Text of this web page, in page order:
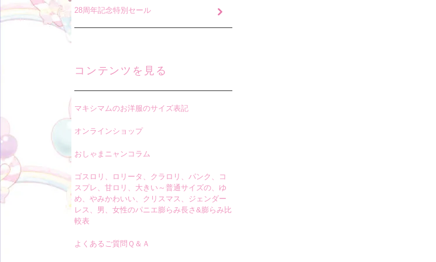
28周年記念特別セール
コンテンツを見る
マキシマムのお洋服のサイズ表記
オンラインショップ
おしゃまニャンコラム
ゴスロリ、ロリータ、クラロリ、パンク、コ
スプレ、甘ロリ、大きい～普通サイズの、ゆ
め、やみかわいい、クリスマス、ジェンダー
レス、男、女性のパニエ膨らみ長さ&膨らみ比
較表
よくあるご質問Ｑ＆Ａ